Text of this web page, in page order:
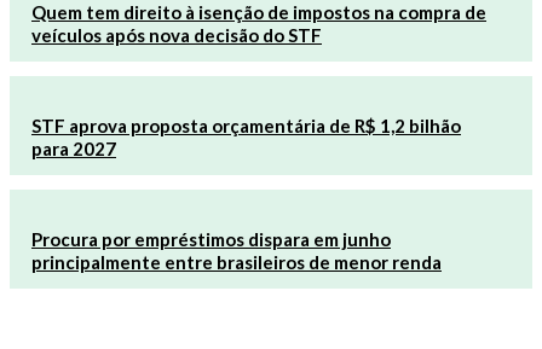
Quem tem direito à isenção de impostos na compra de
veículos após nova decisão do STF
STF aprova proposta orçamentária de R$ 1,2 bilhão
para 2027
Procura por empréstimos dispara em junho
principalmente entre brasileiros de menor renda